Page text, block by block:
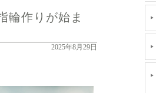
輪作りが始ま
2025年8月29日